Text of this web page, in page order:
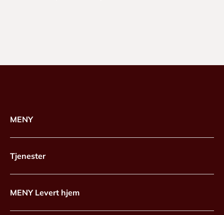
MENY
Tjenester
MENY Levert hjem